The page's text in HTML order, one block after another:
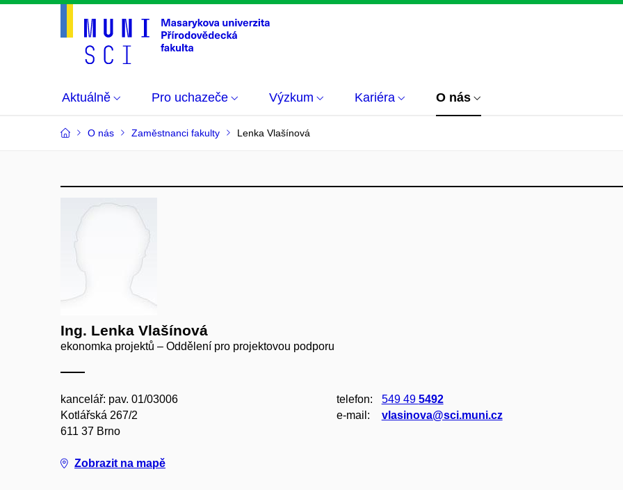
Aktuálně Pro uchazeče Výzkum Kariéra O nás
O nás Zaměstnanci fakulty Lenka Vlašínová
Ing. Lenka Vlašínová
ekonomka projektů – Oddělení pro projektovou podporu
kancelář: pav. 01/03006
Kotlářská 267/2
611 37 Brno
Zobrazit na mapě
telefon: 549 49 5492
e‑mail:
vlasinova@sci.muni.cz